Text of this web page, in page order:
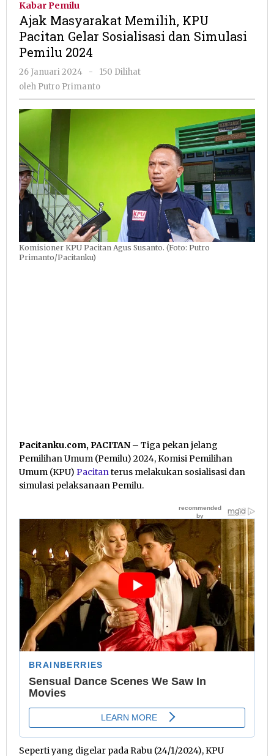
Pacitan
Gelar
2024
Kabar Pemilu
Ajak Masyarakat Memilih, KPU
Pacitan Gelar Sosialisasi dan Simulasi
Pemilu 2024
26 Januari 2024
oleh
Putro
-
150 Dilihat
oleh Putro Primanto
Komisioner KPU Pacitan Agus Susanto. (Foto: Putro
Primanto/Pacitanku)
Pacitanku.com, PACITAN – Tiga pekan jelang
Pemilihan Umum (Pemilu) 2024, Komisi Pemilihan
Umum (KPU) Pacitanterus melakukan sosialisasi dan
simulasi pelaksanaan Pemilu.
Seperti yang digelar pada Rabu (24/1/2024), KPU